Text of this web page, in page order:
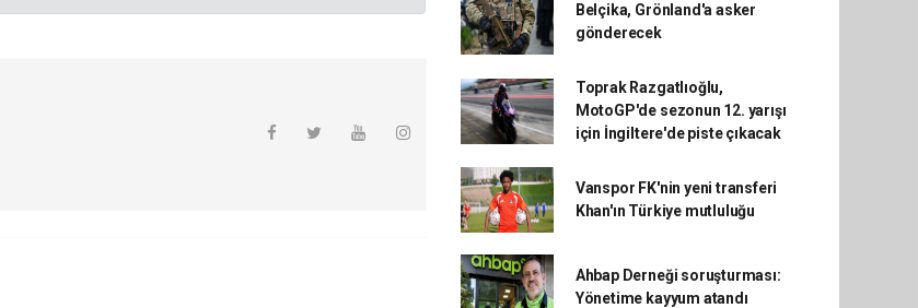
Belçika, Grönland'a asker
gönderecek
Toprak Razgatlıoğlu,
MotoGP'de sezonun 12. yarışı
için İngiltere'de piste çıkacak
Vanspor FK'nin yeni transferi
Khan'ın Türkiye mutluluğu
Ahbap Derneği soruşturması:
Yönetime kayyum atandı